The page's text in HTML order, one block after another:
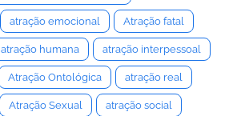
atração emocional Atração fatal
atração humana atração interpessoal
Atração Ontológica atração real
Atração Sexual atração social